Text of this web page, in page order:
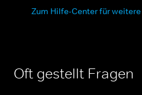
Zum Hilfe-Center für
Oft gestellt Fragen